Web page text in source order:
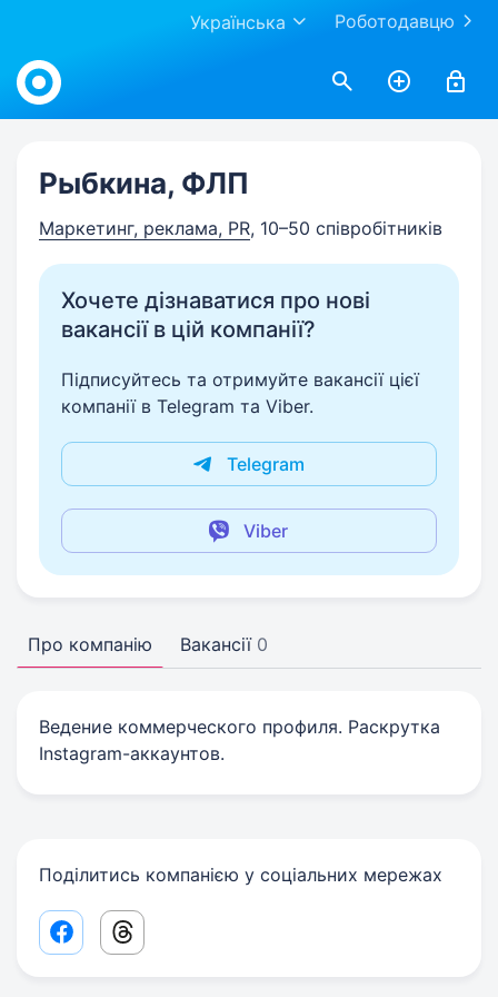
Роботодавцю
Українська
Work.ua
Рыбкина, ФЛП
Маркетинг, реклама, PR, 10–50 співробітників
Хочете дізнаватися про нові
вакансії в цій компанії?
Підписуйтесь та отримуйте вакансії цієї
компанії в Telegram та Viber.
Telegram
Viber
Про компанію Вакансії 0
Ведение коммерческого профиля. Раскрутка
Instagram-аккаунтов.
Поділитись компанією у соціальних мережах
Facebook share link
Threads share link